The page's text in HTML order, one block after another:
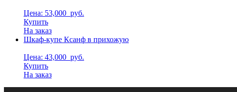
Цена: 53,000 руб.
Купить
На заказ
Шкаф-купе Ксанф в прихожую
Цена: 43,000 руб.
Купить
На заказ